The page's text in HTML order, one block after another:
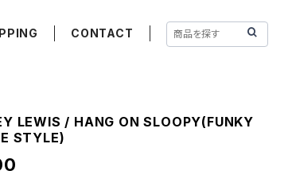
CONTACT
LEWIS / HANG ON SLOOPY(FUNKY
STYLE)